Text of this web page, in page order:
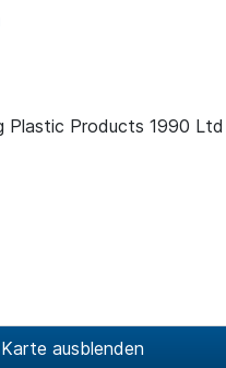
Plastic Products 1990 Ltd
Karte ausblenden